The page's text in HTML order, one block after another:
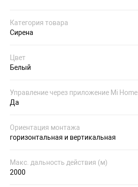
Категория товара
Сирена
Цвет
Белый
Управление через приложение Mi Home
Да
Ориентация монтажа
горизонтальная и вертикальная
Макс. дальность действия (м)
2000